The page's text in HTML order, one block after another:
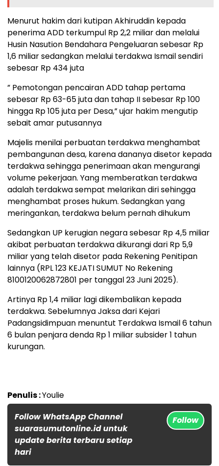
Menurut hakim dari kutipan Akhiruddin kepada
penerima ADD terkumpul Rp 2,2 miliar dan melalui
Husin Nasution Bendahara Pengeluaran sebesar Rp
1,6 miliar sedangkan melalui terdakwa Ismail sendiri
sebesar Rp 434 juta
” Pemotongan pencairan ADD tahap pertama
sebesar Rp 63-65 juta dan tahap II sebesar Rp 100
hingga Rp 105 juta per Desa,” ujar hakim mengutip
sebait amar putusannya
Majelis menilai perbuatan terdakwa menghambat
pembangunan desa, karena dananya disetor kepada
terdakwa sehingga penerimaan akan mengurangi
volume pekerjaan. Yang memberatkan terdakwa
adalah terdakwa sempat melarikan diri sehingga
menghambat proses hukum. Sedangkan yang
meringankan, terdakwa belum pernah dihukum
Sedangkan UP kerugian negara sebesar Rp 4,5 miliar
akibat perbuatan terdakwa dikurangi dari Rp 5,9
miliar yang telah disetor pada Rekening Penitipan
lainnya (RPL 123 KEJATI SUMUT No Rekening
8100120062872801 per tanggal 23 Juni 2025).
Artinya Rp 1,4 miliar lagi dikembalikan kepada
terdakwa. Sebelumnya Jaksa dari Kejari
Padangsidimpuan menuntut Terdakwa Ismail 6 tahun
6 bulan penjara denda Rp 1 miliar subsider 1 tahun
kurungan.
Penulis :Youlie
Follow WhatsApp Channel
suarasumutonline.id untuk
update berita terbaru setiap
hari
Follow